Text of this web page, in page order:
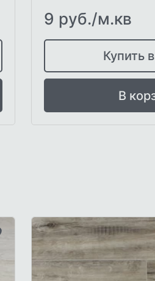
9 руб./м.кв
Купить
В
Добавить